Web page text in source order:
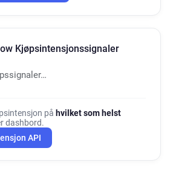
Kjøpsintensjonssignaler
på hvilket som helst
dashbord.
API